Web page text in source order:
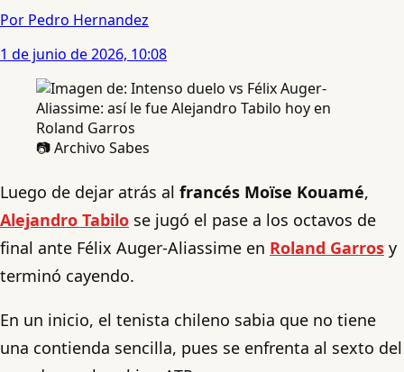
Por Pedro Hernandez
1 de junio de 2026, 10:08
📷 Archivo Sabes
Luego de dejar atrás al francés Moïse Kouamé,
Alejandro Tabilo se jugó el pase a los octavos de
final ante Félix Auger-Aliassime en Roland Garros y
terminó cayendo.
En un inicio, el tenista chileno sabia que no tiene
una contienda sencilla, pues se enfrenta al sexto del